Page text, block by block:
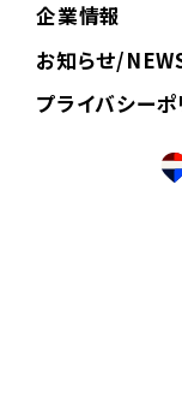
企業情報
お知らせ/
プライバシーポ